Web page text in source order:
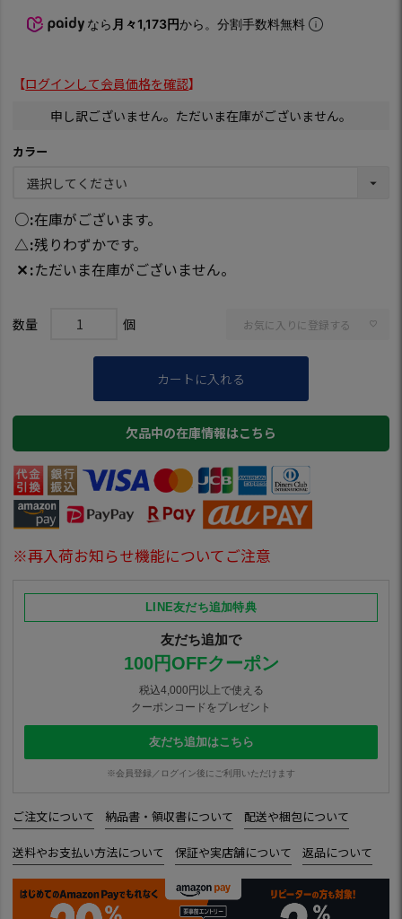
なら 月々1,173円から。分割手数料無料
【ログインして会員価格を確認】
申し訳ございません。ただいま在庫がございません。
カラー
○ 在庫がございます。
△ 残りわずかです。
✕ ただいま在庫がございません。
お気に入りに登録する
カートに入れる
欠品中の在庫情報はこちら
※再入荷お知らせ機能についてご注意
LINE友だち追加特典
友だち追加で
100円OFFクーポン
税込4,000円以上で使える
クーポンコードをプレゼント
友だち追加はこちら
※会員登録／ログイン後にご利用いただけます
ご注文について 納品書・領収書について 配送や梱包について
送料やお支払い方法について 保証や実店舗について 返品について